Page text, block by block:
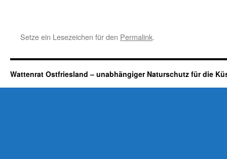
Setze ein Lesezeichen für den Permalink.
Wattenrat Ostfriesland – unabhängiger Naturschutz für die